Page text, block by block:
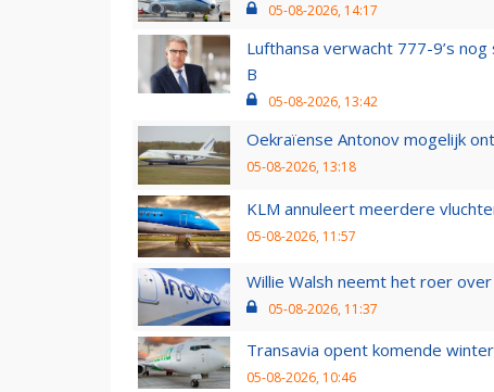
05-08-2026, 14:17
Lufthansa verwacht 777-9’s
B
05-08-2026, 13:42
Oekraïense Antonov mogelijk
05-08-2026, 13:18
KLM annuleert meerdere
05-08-2026, 11:57
Willie Walsh neemt het roer
05-08-2026, 11:37
Transavia opent komende
05-08-2026, 10:46